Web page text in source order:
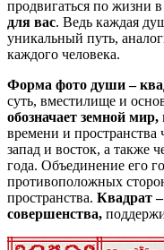
продвигаться по жизни
для вас. Ведь каждая
уникальный путь,
каждого человека.
Форма фото души –
суть, вместилище и
обозначает земной мир,
времени и пространства
запад и восток, а также
года. Объединение его
противоположных
пространства. Квадрат
совершенства,